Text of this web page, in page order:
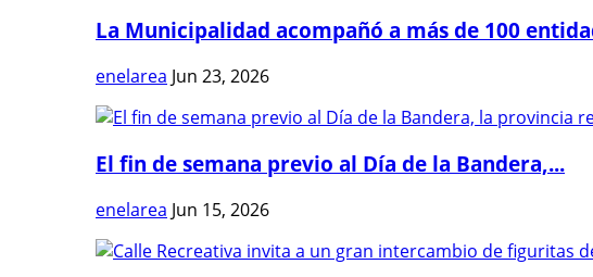
La Municipalidad acompañó a más de 100
enelarea Jun 23, 2026
El fin de semana previo al Día de la Bandera,...
enelarea Jun 15, 2026